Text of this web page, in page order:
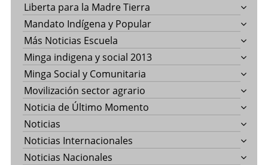
Liberta para la Madre Tierra
Mandato Indígena y Popular
Más Noticias Escuela
Minga indigena y social 2013
Minga Social y Comunitaria
Movilización sector agrario
Noticia de Último Momento
Noticias
Noticias Internacionales
Noticias Nacionales